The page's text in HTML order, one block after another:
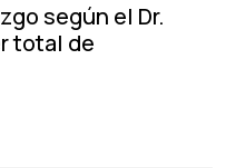
según el Dr.
total de